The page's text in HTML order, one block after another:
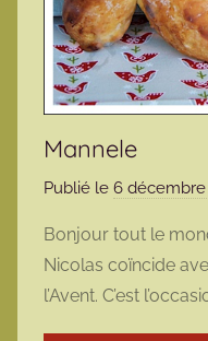
Mannele
Publié le 6 décembre
Bonjour tout le
Nicolas coïncide
l’Avent. C’est